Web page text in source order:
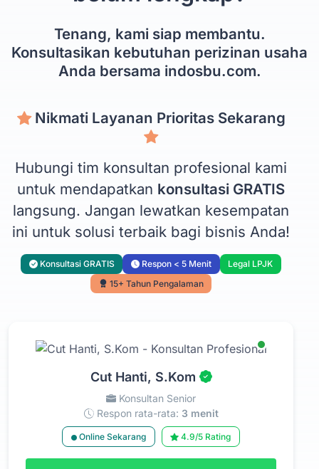
Tenang, kami siap membantu.
Konsultasikan kebutuhan perizinan usaha
Anda bersama indosbu.com.
Nikmati Layanan Prioritas Sekarang
Hubungi tim konsultan profesional kami
untuk mendapatkan konsultasi GRATIS
langsung. Jangan lewatkan kesempatan
ini untuk solusi terbaik bagi bisnis Anda!
Konsultasi GRATIS Respon < 5 Menit
Legal LPJK
15+ Tahun Pengalaman
Cut Hanti, S.Kom
Konsultan Senior
Respon rata-rata: 3 menit
Online Sekarang 4.9/5 Rating